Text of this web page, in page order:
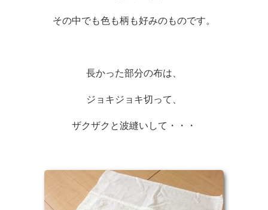
その中でも色も柄も好みのものです。
長かった部分の布は、
ジョキジョキ切って、
ザクザクと波縫いして・・・